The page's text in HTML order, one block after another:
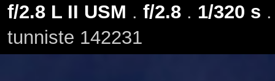
f/2.8 L II USM . f/2.8. 1/320 s
tunniste 142231